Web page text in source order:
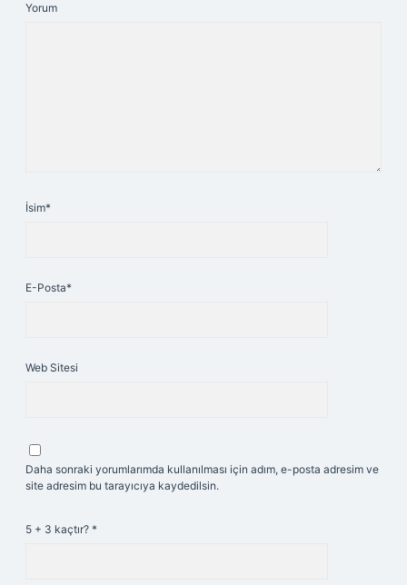
Yorum
İsim*
E-Posta*
Web Sitesi
Daha sonraki yorumlarımda kullanılması için adım, e-posta adresim ve
site adresim bu tarayıcıya kaydedilsin.
5 + 3 kaçtır? *